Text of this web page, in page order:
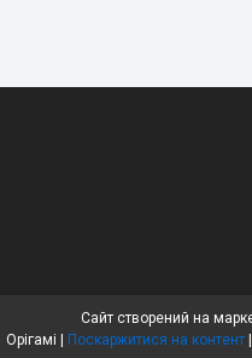
Сайт створений на
Поскаржитися на контент